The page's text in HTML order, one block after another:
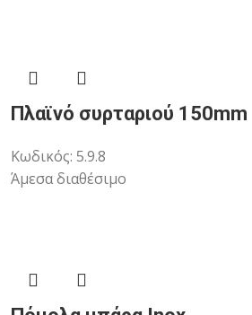
Πλαϊνό συρταριού 150mm
Κωδικός: 5.9.8
Άμεσα διαθέσιμο